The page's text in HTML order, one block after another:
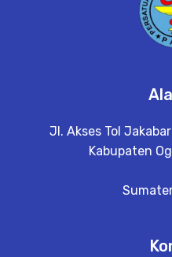
Jl. Akses Tol
Kabupaten